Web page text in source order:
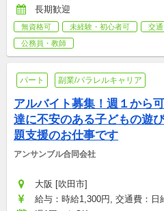
長期歓迎
無資格可 未経験・初心者可 交
公務員・教師
パート 副業/パラレルキャリア
アルバイト募集！週１から
達に不安のある子どもの遊
題支援のお仕事です
アンサンブル合同会社
大阪 [吹田市]
給与：時給1,300円, 交通費：日